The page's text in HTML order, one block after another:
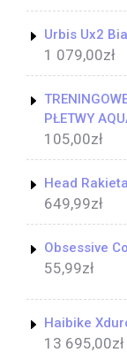
Urbis Ux2
1 079,00zł
PŁETWY
105,00zł
Head
649,99zł
Obsessive
55,99zł
Haibike
13 695,00zł